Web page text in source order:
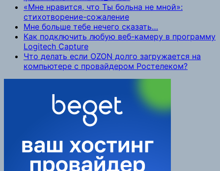
«Мне нравится, что Ты больна не мной»:
стихотворение-сожаление
Мне больше тебе нечего сказать…
Как подключить любую веб-камеру в программу
Logitech Capture
Что делать если OZON долго загружается на
компьютере с провайдером Ростелеком?